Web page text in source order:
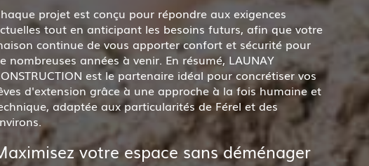
projet est conçu pour répondre aux exigences
tout en anticipant les besoins futurs, afin que votre
continue de vous apporter confort et sécurité pour
nombreuses années à venir. En résumé, LAUNAY
est le partenaire idéal pour concrétiser vos
d'extension grâce à une approche à la fois humaine et
adaptée aux particularités de Férel et des
votre espace sans déménager